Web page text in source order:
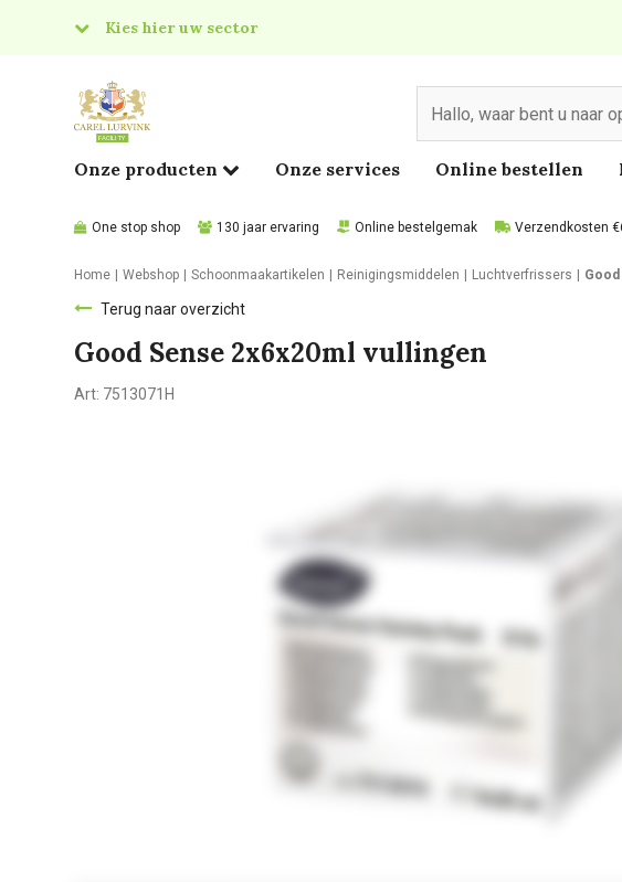
Kies hier uw sector
Food
Onze producten Onze services Online bestellen
One stop shop 130 jaar ervaring Online bestelgemak Verzendkosten
Home Webshop Schoonmaakartikelen Reinigingsmiddelen Luchtverfrissers
Terug naar overzicht
Good Sense 2x6x20ml vullingen
Art: 7513071H